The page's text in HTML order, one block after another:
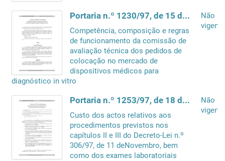
Portaria n.º 1230/97, de 15 de Dezembro
Competência, composição e regras
de funcionamento da comissão de
avaliação técnica dos pedidos de
colocação no mercado de
dispositivos médicos para
diagnóstico in vitro
Não
vigente
Portaria n.º 1253/97, de 18 de Dezembro
Custo dos actos relativos aos
procedimentos previstos nos
capítulos II e III do Decreto-Lei n.º
306/97, de 11 deNovembro, bem
como dos exames laboratoriais
Não
vigente